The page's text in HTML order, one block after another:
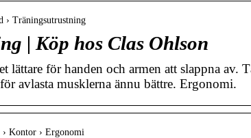
› Träningsutrustning
| Köp hos Clas Ohlson
lättare för handen och armen att slappna av.
avlasta musklerna ännu bättre. Ergonomi.
Kontor › Ergonomi